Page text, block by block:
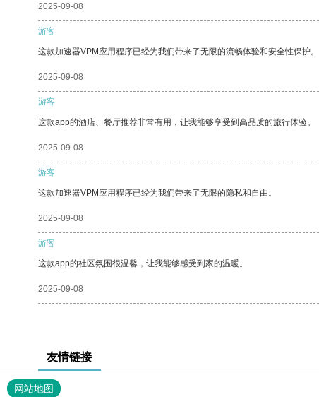
2025-09-08
游客
这款加速器VPM应用程序已经为我们带来了无限的流畅体验和安全性保护。
2025-09-08
游客
这款app的酒店、餐厅推荐非常有用，让我能够享受到高品质的旅行体验。
2025-09-08
游客
这款加速器VPM应用程序已经为我们带来了无限的隐私和自由。
2025-09-08
游客
这款app的社区氛围很温馨，让我能够感受到家的温暖。
2025-09-08
友情链接
网站地图